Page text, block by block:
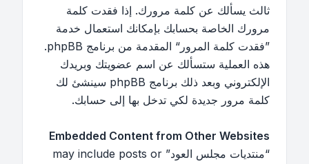
ثالث يسألك عن كلمة مرورك. إذا فقدت كلمة
مرورك الخاصة بحسابك بإمكانك استعمال خدمة
”فقدت كلمة المرور“ المقدمة من برنامج phpBB.
هذه العملية ستسألك عن اسم عضويتك وبريدك
الإلكتروني وبعد ذلك برنامج phpBB سينشئ لك
كلمة مرور جديدة لكي تدخل بها إلى حسابك.
Embedded Content from Other Websites
“منتديات مجلس العود” may include posts or